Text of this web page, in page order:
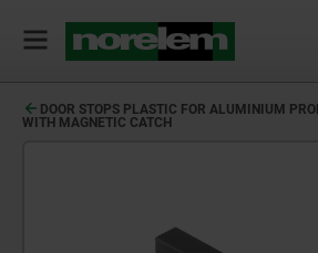
DOOR STOPS PLASTIC FOR ALUMINIUM
WITH MAGNETIC CATCH